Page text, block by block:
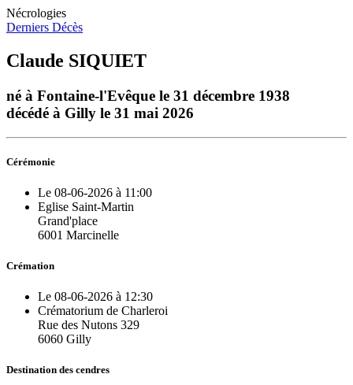
Nécrologies
Derniers Décès
Claude SIQUIET
né à Fontaine-l'Evêque le 31 décembre 1938
décédé à Gilly le 31 mai 2026
Cérémonie
Le 08-06-2026 à 11:00
Eglise Saint-Martin
Grand'place
6001 Marcinelle
Crémation
Le 08-06-2026 à 12:30
Crématorium de Charleroi
Rue des Nutons 329
6060 Gilly
Destination des cendres